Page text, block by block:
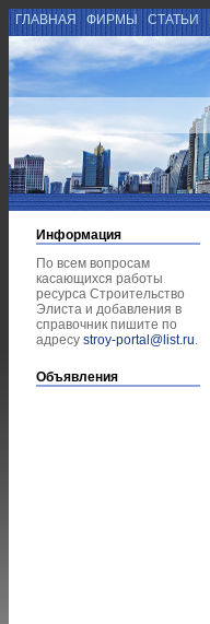
ГЛАВНАЯ ФИРМЫ СТАТЬИ
Информация
По всем вопросам
касающихся работы
ресурса Строительство
Элиста и добавления в
справочник пишите по
адресу stroy-portal@list.ru.
Объявления